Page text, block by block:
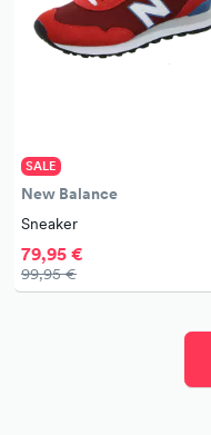
SALE
New Balance
Sneaker
79,95 €
99,95 €